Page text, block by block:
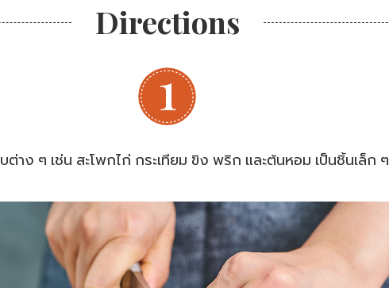
Directions
าง ๆ เช่น สะโพกไก่ กระเทียม ขิง พริก และต้นหอม เป็นชิ้นเล็ก ๆ